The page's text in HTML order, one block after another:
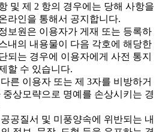
및 제 2 항의 경우에는 당해 사항을
라인을 통해서 공지합니다.
보원은 이용자가 게재 또는 등록하
내의 내용물이 다음 각호에 해당한
되는 경우에 이용자에게 사전 통지
할 수 있습니다.
다른 이용자 또는 제 3자를 비방하거
중상모략으로 명예를 손상시키는 경
공공질서 및 미풍양속에 위반되는 내